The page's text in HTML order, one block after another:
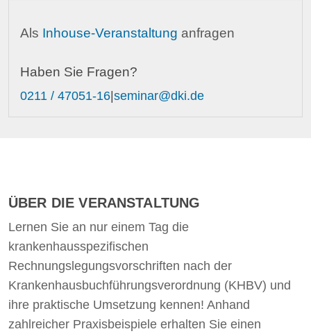
Als Inhouse-Veranstaltung anfragen
Haben Sie Fragen?
0211 / 47051-16 seminar@dki.de
ÜBER DIE VERANSTALTUNG
Lernen Sie an nur einem Tag die
krankenhausspezifischen
Rechnungslegungsvorschriften nach der
Krankenhausbuchführungsverordnung (KHBV) und
ihre praktische Umsetzung kennen! Anhand
zahlreicher Praxisbeispiele erhalten Sie einen